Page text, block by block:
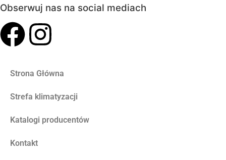
Obserwuj nas na social mediach
Strona Główna
Strefa klimatyzacji
Katalogi producentów
Kontakt